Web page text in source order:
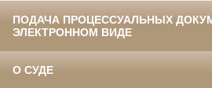
ПОДАЧА ПРОЦЕССУАЛЬНЫХ
ЭЛЕКТРОННОМ ВИДЕ
О СУДЕ